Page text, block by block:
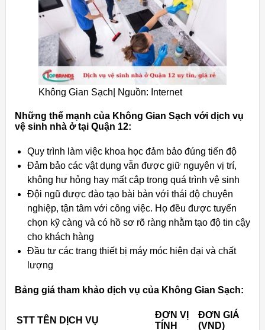
Không Gian Sạch| Nguồn: Internet
Những thế mạnh của Không Gian Sạch với dịch vụ
vệ sinh nhà ở tại Quận 12:
Quy trình làm việc khoa học đảm bảo đúng tiến độ
Đảm bảo các vật dụng vẫn được giữ nguyên vị trí,
không hư hỏng hay mất cắp trong quá trình vệ sinh
Đội ngũ được đào tạo bài bản với thái độ chuyên
nghiệp, tận tâm với công việc. Họ đều được tuyển
chọn kỹ càng và có hồ sơ rõ ràng nhằm tạo độ tin cậy
cho khách hàng
Đầu tư các trang thiết bị máy móc hiện đại và chất
lượng
Bảng giá tham khảo dịch vụ của Không Gian Sạch:
STT TÊN DỊCH VỤ
ĐƠN VỊ
TÍNH
ĐƠN GIÁ
(VND)